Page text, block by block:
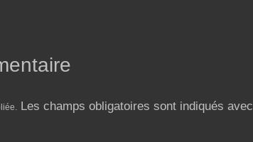
Les champs obligatoires sont indiqués avec